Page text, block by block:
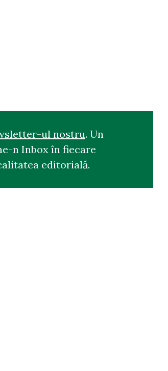
ul nostru. Un
n Inbox în fiecare
editorială.